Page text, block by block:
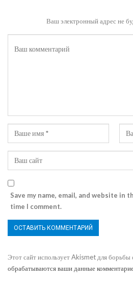
Ваш электронный адрес не
Save my name, email, and website in
time I comment.
Этот сайт использует Akismet для борьбы
обрабатываются ваши данные